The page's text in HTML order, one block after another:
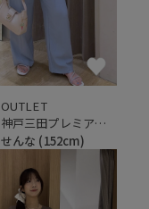
OUTLET
神戸三田プレミアム・アウトレット
せんな (152cm)